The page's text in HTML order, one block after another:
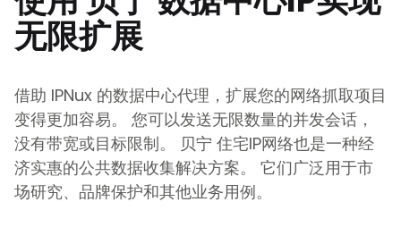
无限扩展
借助 IPNux 的数据中心代理，扩展您的网络抓取项目
变得更加容易。 您可以发送无限数量的并发会话，
没有带宽或目标限制。
贝宁 住宅IP网络也是一种经
济实惠的公共数据收集解决方案。 它们广泛用于市
场研究、品牌保护和其他业务用例。